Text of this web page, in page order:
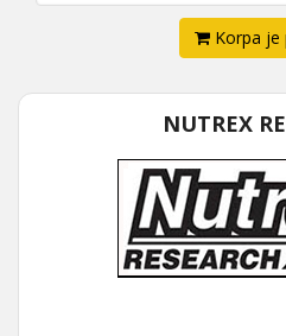
Korpa je
NUTREX